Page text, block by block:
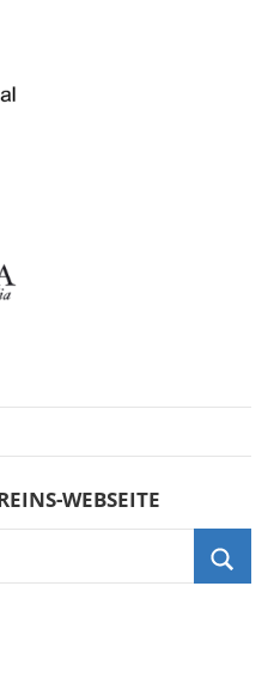
WEBSEITE